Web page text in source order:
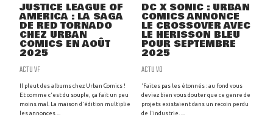
JUSTICE LEAGUE OF
AMERICA : LA SAGA
DE RED TORNADO
CHEZ URBAN
COMICS EN AOÛT
2025
ACTU VF
Il pleut des albums chez Urban Comics !
Et comme c'est du souple, ça fait un peu
moins mal. La maison d'édition multiplie
les annonces ...
DC X SONIC : URBAN
COMICS ANNONCE
LE CROSSOVER AVEC
LE HÉRISSON BLEU
POUR SEPTEMBRE
2025
ACTU VO
'Faites pas les étonnés : au fond vous
deviez bien vous douter que ce genre de
projets existaient dans un recoin perdu
de l'industrie. ...